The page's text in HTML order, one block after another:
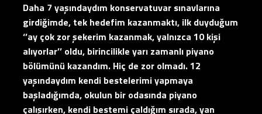
Daha 7 yaşındaydım konservatuvar sınavlarına
girdiğimde, tek hedefim kazanmaktı, ilk duyduğum
‘’ay çok zor şekerim kazanmak, yalnızca 10 kişi
alıyorlar’’ oldu, birincilikle yarı zamanlı piyano
bölümünü kazandım. Hiç de zor olmadı. 12
yaşındaydım kendi bestelerimi yapmaya
başladığımda, okulun bir odasında piyano
çalışırken, kendi bestemi çaldığım sırada, yan